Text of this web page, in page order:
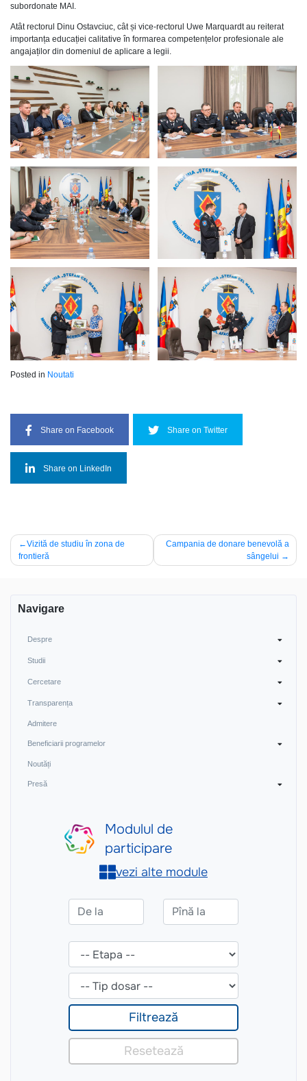
subordonate MAI.
Atât rectorul Dinu Ostavciuc, cât și vice-rectorul Uwe Marquardt au reiterat
importanța educației calitative în formarea competențelor profesionale ale
angajaților din domeniul de aplicare a legii.
Posted in Noutati
Share on Facebook Share on Twitter
Share on LinkedIn
Navigare
în
Vizită de studiu în zona de
frontieră
Campania de donare benevolă a
sângelui
Navigare
Despre
Studii
Cercetare
Transparența
Admitere
Beneficiarii programelor
Noutăți
Presă